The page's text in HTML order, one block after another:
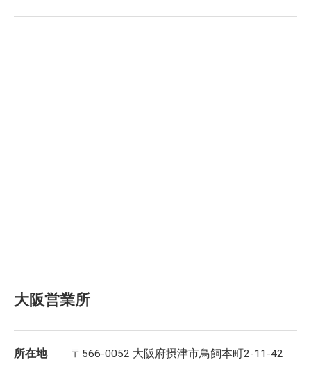
大阪営業所
所在地 〒566-0052 大阪府摂津市鳥飼本町2-11-42